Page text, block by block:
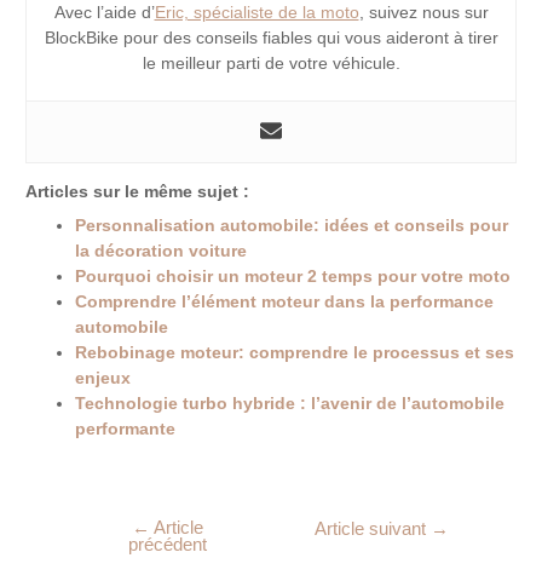
Avec l’aide d’Eric, spécialiste de la moto , suivez nous sur
BlockBike pour des conseils fiables qui vous aideront à tirer
le meilleur parti de votre véhicule.
Articles sur le même sujet :
Personnalisation automobile: idées et conseils pour
la décoration voiture
Pourquoi choisir un moteur 2 temps pour votre moto
Comprendre l’élément moteur dans la performance
automobile
Rebobinage moteur: comprendre le processus et ses
enjeux
Technologie turbo hybride : l’avenir de l’automobile
performante
← Article
précédent
Article suivant →